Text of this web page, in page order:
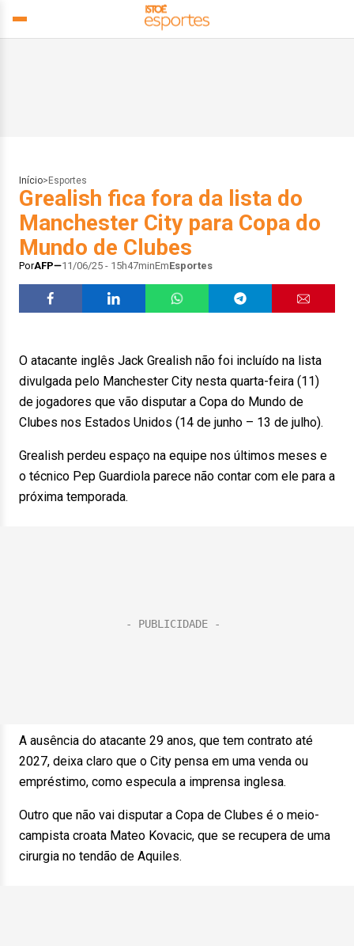
Início> Esportes
Grealish fica fora da lista do
Manchester City para Copa do
Mundo de Clubes
PorAFP 11/06/25 - 15h47minEmEsportes
O atacante inglês Jack Grealish não foi incluído na lista
divulgada pelo Manchester City nesta quarta-feira (11)
de jogadores que vão disputar a Copa do Mundo de
Clubes nos Estados Unidos (14 de junho – 13 de julho).
Grealish perdeu espaço na equipe nos últimos meses e
o técnico Pep Guardiola parece não contar com ele para a
próxima temporada.
A ausência do atacante 29 anos, que tem contrato até
2027, deixa claro que o City pensa em uma venda ou
empréstimo, como especula a imprensa inglesa.
Outro que não vai disputar a Copa de Clubes é o meio-
campista croata Mateo Kovacic, que se recupera de uma
cirurgia no tendão de Aquiles.